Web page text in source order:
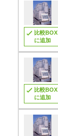
比較BOX
に追加
比較BOX
に追加